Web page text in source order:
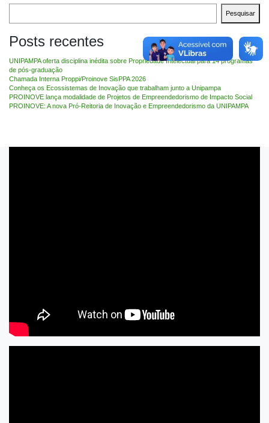
Pesquisar
Posts recentes
UNIPAMPA oferta disciplina inédita sobre Propriedade Intelectual para 14 programas
de pós-graduação
Chamada Interna Proppi/Proinove SisPPA 2026
Conheça os Ecossistemas de Inovação que trabalham junto a Unipampa
PROINOVE lança modalidade de Projetos de Empreendedorismo de Impacto Social
PROINOVE: A nova Pró-Reitoria de Inovação e Empreendedorismo da UNIPAMPA